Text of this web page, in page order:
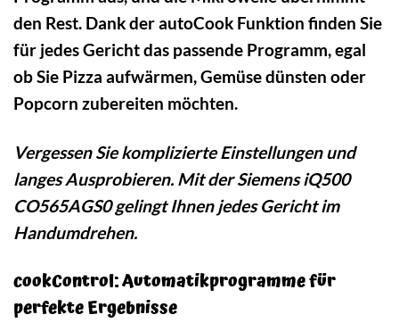
den Rest. Dank der autoCook Funktion finden Sie
für jedes Gericht das passende Programm, egal
ob Sie Pizza aufwärmen, Gemüse dünsten oder
Popcorn zubereiten möchten.
Vergessen Sie komplizierte Einstellungen und
langes Ausprobieren. Mit der Siemens iQ500
CO565AGS0 gelingt Ihnen jedes Gericht im
Handumdrehen.
cookControl: Automatikprogramme für
perfekte Ergebnisse